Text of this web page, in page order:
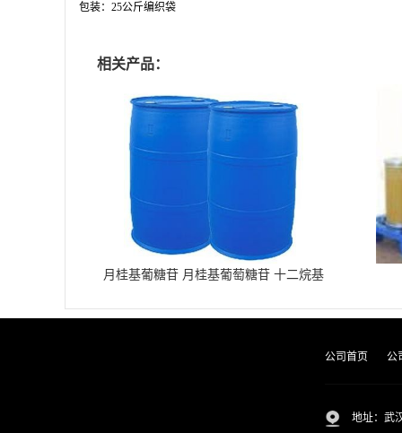
包装：25公斤编织袋
相关产品：
月桂基葡糖苷 月桂基葡萄糖苷 十二烷基
公司首页 公
地址：武